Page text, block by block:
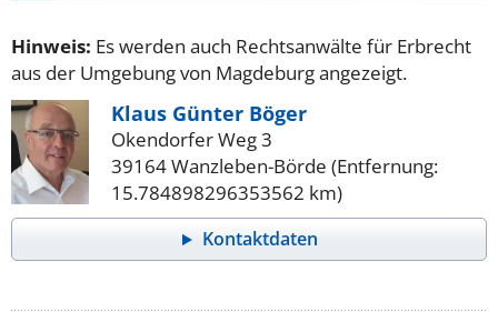
Hinweis: Es werden auch Rechtsanwälte für Erbrecht
aus der Umgebung von Magdeburg angezeigt.
Klaus Günter Böger
Okendorfer Weg 3
39164 Wanzleben-Börde (Entfernung:
15.784898296353562 km)
Kontaktdaten